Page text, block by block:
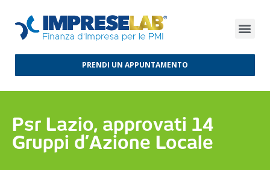
PRENDI UN APPUNTAMENTO
Psr Lazio, approvati 14
Gruppi d’Azione Locale